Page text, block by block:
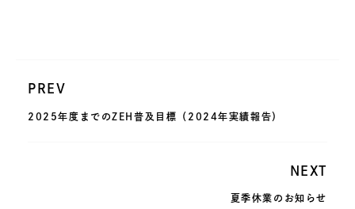
PREV
2025年度までのZEH普及目標（2024年実績報告）
NEXT
夏季休業のお知らせ